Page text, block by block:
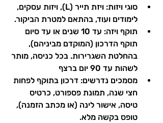
סוגי ויזות: ויזת תייר (L), ויזות עסקים,
לימודים ועוד, בהתאם למטרת הביקור.
תוקף ויזה: עד 10 שנים או עד סיום
תוקף הדרכון (המוקדם מביניהם),
בהחלטת השגרירות. בכל כניסה, מותר
לשהות עד 90 יום ברצף
מסמכים נדרשים: דרכון בתוקף לפחות
חצי שנה, תמונת פספורט, כרטיס
טיסה, אישור לינה (או מכתב הזמנה),
טופס בקשה מלא.